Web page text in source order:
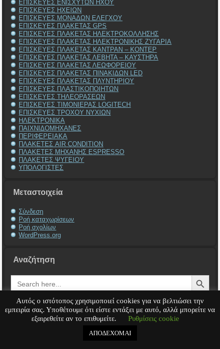
ΕΠΙΣΚΕΥΕΣ ΕΝΙΣΧΥΤΩΝ ΗΧΟΥ
ΕΠΙΣΚΕΥΕΣ ΗΧΕΙΩΝ
ΕΠΙΣΚΕΥΕΣ ΜΟΝΑΔΩΝ ΕΛΕΓΧΟΥ
ΕΠΙΣΚΕΥΕΣ ΠΛΑΚΕΤΑΣ GPS
ΕΠΙΣΚΕΥΕΣ ΠΛΑΚΕΤΑΣ ΗΛΕΚΤΡΟΚΟΛΛΗΣΗΣ
ΕΠΙΣΚΕΥΕΣ ΠΛΑΚΕΤΑΣ ΗΛΕΚΤΡΟΝΙΚΗΣ ΖΥΓΑΡΙΑ
ΕΠΙΣΚΕΥΕΣ ΠΛΑΚΕΤΑΣ ΚΑΝΤΡΑΝ – ΚΟΝΤΕΡ
ΕΠΙΣΚΕΥΕΣ ΠΛΑΚΕΤΑΣ ΛΕΒΗΤΑ – ΚΑΥΣΤΗΡΑ
ΕΠΙΣΚΕΥΕΣ ΠΛΑΚΕΤΑΣ ΛΕΩΦΟΡΕΙΟΥ
ΕΠΙΣΚΕΥΕΣ ΠΛΑΚΕΤΑΣ ΠΙΝΑΚΙΔΩΝ LED
ΕΠΙΣΚΕΥΕΣ ΠΛΑΚΕΤΑΣ ΠΛΥΝΤΗΡΙΟΥ
ΕΠΙΣΚΕΥΕΣ ΠΛΑΣΤΙΚΟΠΟΙΗΤΩΝ
ΕΠΙΣΚΕΥΕΣ ΤΗΛΕΟΡΑΣΕΩΝ
ΕΠΙΣΚΕΥΕΣ ΤΙΜΟΝΙΕΡΑΣ LOGITECH
ΕΠΙΣΚΕΥΕΣ ΤΡΟΧΟΥ ΝΥΧΙΩΝ
ΗΛΕΚΤΡΟΝΙΚΑ
ΠΑΙΧΝΙΔΟΜΗΧΑΝΕΣ
ΠΕΡΙΦΕΡΕΙΑΚΑ
ΠΛΑΚΕΤΕΣ AIR CONDITION
ΠΛΑΚΕΤΕΣ ΜΗΧΑΝΗΣ ESPRESSO
ΠΛΑΚΕΤΕΣ ΨΥΓΕΙΟΥ
ΥΠΟΛΟΓΙΣΤΕΣ
Μεταστοιχεία
Σύνδεση
Ροή καταχωρίσεων
Ροή σχολίων
WordPress.org
Αναζήτηση
Search
for:
Search Button
Service Υπολογιστή Service Laptop Service Macbook Service Περιφερειακά
Αυτός ο ιστότοπος χρησιμοποιεί cookies για να βελτιώσει την
εμπειρία σας. Υποθέτουμε ότι είστε εντάξει με αυτό, αλλά μπορείτε να
εξαιρεθείτε αν το επιθυμείτε.
Ρυθμίσεις cookie
ΑΠΟΔΕΧΟΜΑΙ